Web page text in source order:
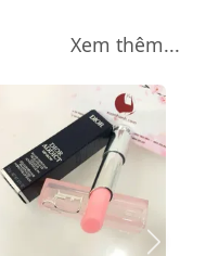
Xem thêm...